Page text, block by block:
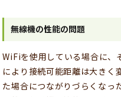
無線機の性能の問題
WiFiを使用している場合に、
により接続可能距離は大きく
た場合につながりづらくなっ